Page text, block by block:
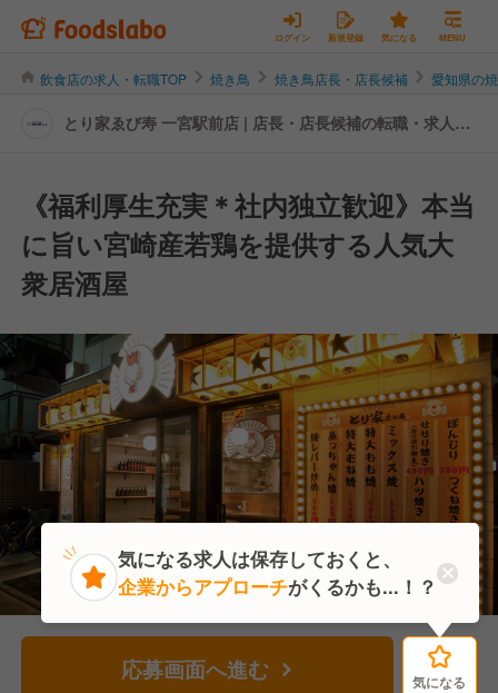
ログイン 新規登録 気になる MENU
飲食店の求人・転職TOP 焼き鳥 焼き鳥店長・店長候補 愛知県の
とり家ゑび寿 一宮駅前店 | 店長・店長候補の転職・求人情
《福利厚生充実＊社内独立歓迎》本当
に旨い宮崎産若鶏を提供する人気大
衆居酒屋
応募画面へ進む 気になる
気になる
気になる求人は保存しておくと、
企業からアプローチがくるかも...！？